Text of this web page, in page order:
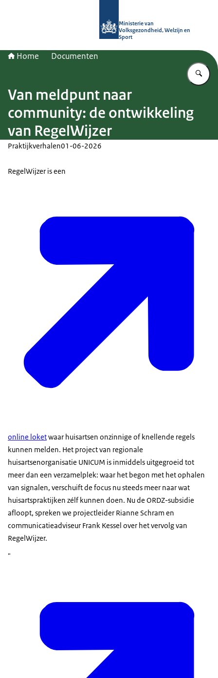
Ministerie van
Volksgezondheid, Welzijn en
Sport
Home Documenten
Van meldpunt naar
community: de ontwikkeling
van RegelWijzer
Praktijkverhalen01-06-2026
RegelWijzer is een
online loketwaar huisartsen onzinnige of knellende regels
kunnen melden. Het project van regionale
huisartsenorganisatie UNICUM is inmiddels uitgegroeid tot
meer dan een verzamelplek: waar het begon met het ophalen
van signalen, verschuift de focus nu steeds meer naar wat
huisartspraktijken zélf kunnen doen. Nu de ORDZ-subsidie
afloopt, spreken we projectleider Rianne Schram en
communicatieadviseur Frank Kessel over het vervolg van
RegelWijzer.
"